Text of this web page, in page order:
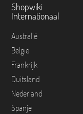
Shopwiki
Internationaal
Australië
België
Frankrijk
Duitsland
Nederland
Spanje